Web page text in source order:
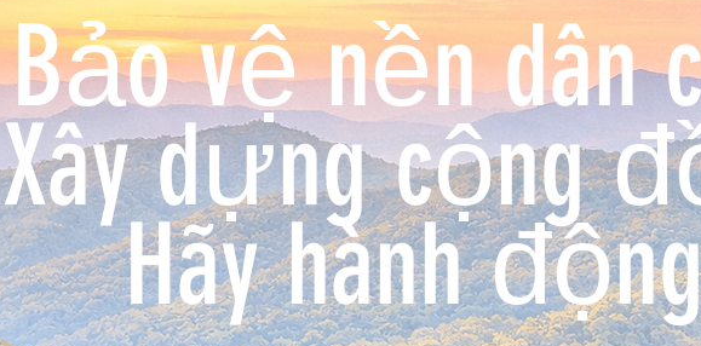
Bảo vệ nền dân
Xây dựng cộng
Hãy hành